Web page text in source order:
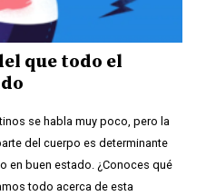
que todo el
se habla muy poco, pero la
del cuerpo es determinante
en buen estado. ¿Conoces qué
todo acerca de esta